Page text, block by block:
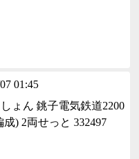
01:45
ょん 銚子電気鉄道2200
成) 2両せっと 332497